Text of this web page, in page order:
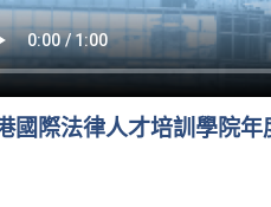
國際法律人才培訓學院